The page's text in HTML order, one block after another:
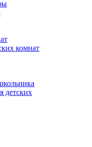
комнат
детских